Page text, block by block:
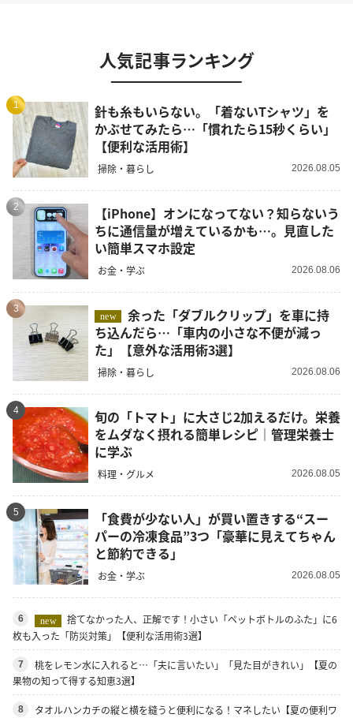
人気記事ランキング
1
針も糸もいらない。「着ないTシャツ」を
かぶせてみたら…「慣れたら15秒くらい」
【便利な活用術】
掃除・暮らし 2026.08.05
2
【iPhone】オンになってない？知らないう
ちに通信量が増えているかも…。見直した
い簡単スマホ設定
お金・学ぶ 2026.08.06
3
new
余った「ダブルクリップ」を車に持
ち込んだら…「車内の小さな不便が減っ
た」【意外な活用術3選】
掃除・暮らし 2026.08.06
4
旬の「トマト」に大さじ2加えるだけ。栄養
をムダなく摂れる簡単レシピ｜管理栄養士
に学ぶ
料理・グルメ 2026.08.05
5
「食費が少ない人」が買い置きする“スー
パーの冷凍食品”3つ「豪華に見えてちゃん
と節約できる」
お金・学ぶ 2026.08.05
6 new
捨てなかった人、正解です！小さい「ペットボトルのふた」に6
枚も入った「防災対策」【便利な活用術3選】
7
桃をレモン水に入れると…「夫に言いたい」「見た目がきれい」【夏の
果物の知って得する知恵3選】
8
タオルハンカチの縦と横を縫うと便利になる！マネしたい【夏の便利ワ